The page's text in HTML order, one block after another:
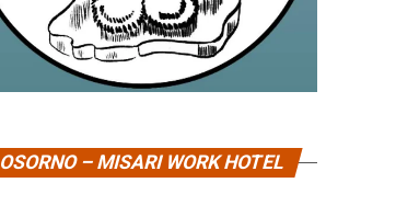
OSORNO – MISARI WORK HOTEL